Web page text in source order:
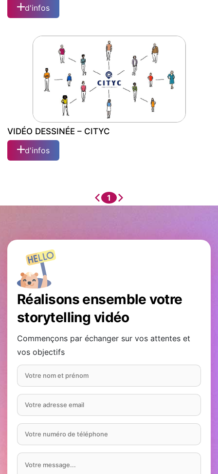
VIDÉO DESSINÉE – CRCI CENTRE VAL
DE LOIRE
d'infos
VIDÉO DESSINÉE – CITYC
d'infos
1
Réalisons ensemble votre
storytelling vidéo
Commençons par échanger sur vos attentes et
vos objectifs